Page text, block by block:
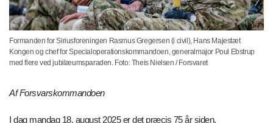
Formanden for Siriusforeningen Rasmus Gregersen (i civil), Hans Majestæt
Kongen og chef for Specialoperationskommandoen, generalmajor Poul Ebstrup
med flere ved jubilæumsparaden. Foto: Theis Nielsen / Forsvaret
Af Forsvarskommandoen
I dag mandag 18. august 2025 er det præcis 75 år siden,